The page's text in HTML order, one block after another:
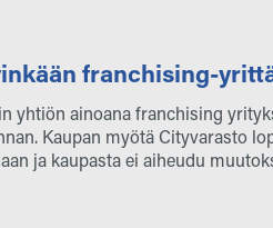
franchising-
yhtiön ainoana franchising
Kaupan myötä Cityvarasto
ja kaupasta ei aiheudu